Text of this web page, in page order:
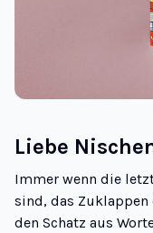
Liebe
Immer wenn die
sind, das Zuklappen
den Schatz aus